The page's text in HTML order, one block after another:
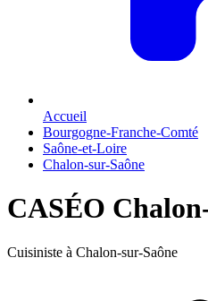
Accueil
Bourgogne-Franche-Comté
Saône-et-Loire
Chalon-sur-Saône
CASÉO
Cuisiniste à Chalon-sur-Saône